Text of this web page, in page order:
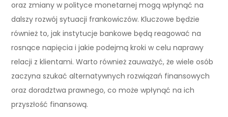
oraz zmiany w polityce monetarnej mogą wpłynąć na
dalszy rozwój sytuacji frankowiczów. Kluczowe będzie
również to, jak instytucje bankowe będą reagować na
rosnące napięcia i jakie podejmą kroki w celu naprawy
relacji z klientami. Warto również zauważyć, że wiele osób
zaczyna szukać alternatywnych rozwiązań finansowych
oraz doradztwa prawnego, co może wpłynąć na ich
przyszłość finansową.